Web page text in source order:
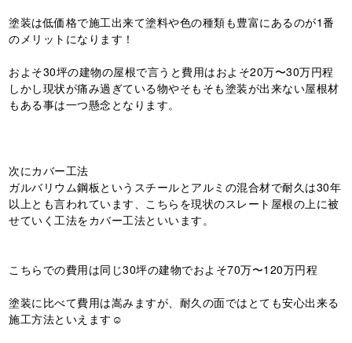
塗装は低価格で施工出来て塗料や色の種類も豊富にあるのが1番
のメリットになります！
およそ30坪の建物の屋根で言うと費用はおよそ20万〜30万円程
しかし現状が痛み過ぎている物やそもそも塗装が出来ない屋根材
もある事は一つ懸念となります。
次にカバー工法
ガルバリウム鋼板というスチールとアルミの混合材で耐久は30年
以上とも言われています、こちらを現状のスレート屋根の上に被
せていく工法をカバー工法といいます。
こちらでの費用は同じ30坪の建物でおよそ70万〜120万円程
塗装に比べて費用は嵩みますが、耐久の面ではとても安心出来る
施工方法といえます☺️